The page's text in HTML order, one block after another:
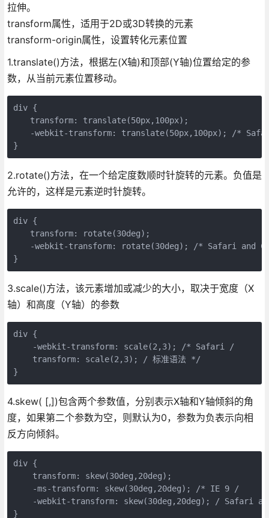
拉伸。
transform属性，适用于2D或3D转换的元素
transform-origin属性，设置转化元素位置
1.translate()方法，根据左(X轴)和顶部(Y轴)位置给定的参
数，从当前元素位置移动。
div {
transform: translate(50px,100px);
-webkit-transform: translate(50px,100px); /*
}
2.rotate()方法，在一个给定度数顺时针旋转的元素。负值是
允许的，这样是元素逆时针旋转。
div {
transform: rotate(30deg);
-webkit-transform: rotate(30deg); /* Safari and
}
3.scale()方法，该元素增加或减少的大小，取决于宽度（X
轴）和高度（Y轴）的参数
div {
    -webkit-transform: scale(2,3); /* Safari /
    transform: scale(2,3); / 标准语法 */
}
4.skew( [,])包含两个参数值，分别表示X轴和Y轴倾斜的角
度，如果第二个参数为空，则默认为0，参数为负表示向相
反方向倾斜。
div {
    transform: skew(30deg,20deg);
    -ms-transform: skew(30deg,20deg); /* IE 9 /
-webkit-transform: skew(30deg,20deg); / Safari
}